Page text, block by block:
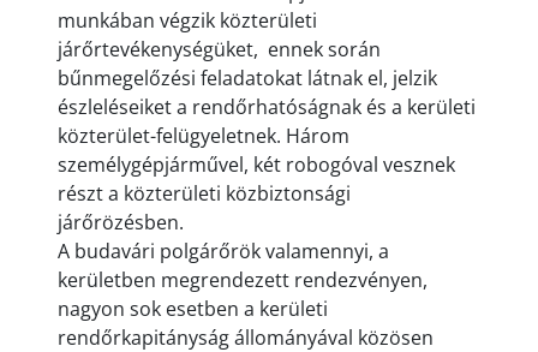
munkában végzik közterületi
járőrtevékenységüket, ennek során
bűnmegelőzési feladatokat látnak el, jelzik
észleléseiket a rendőrhatóságnak és a kerületi
közterület-felügyeletnek. Három
személygépjárművel, két robogóval vesznek
részt a közterületi közbiztonsági
járőrözésben.
A budavári polgárőrök valamennyi, a
kerületben megrendezett rendezvényen,
nagyon sok esetben a kerületi
rendőrkapitányság állományával közösen